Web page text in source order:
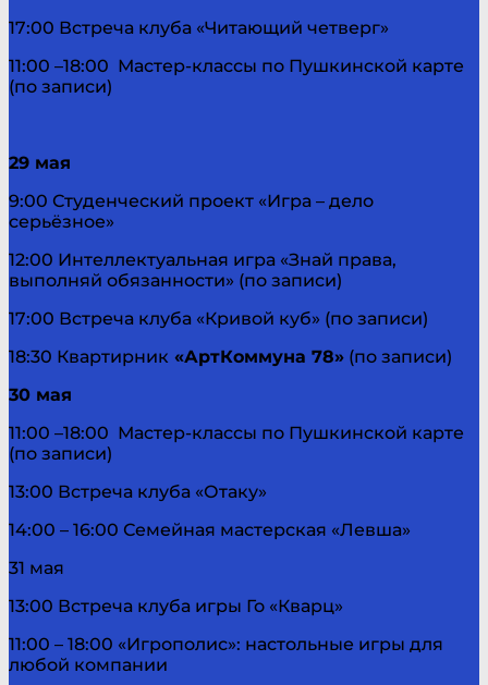
17:00 Встреча клуба «Читающий четверг»
11:00 –18:00 Мастер-классы по Пушкинской карте
(по записи)
29 мая
9:00 Студенческий проект «Игра – дело
серьёзное»
12:00 Интеллектуальная игра «Знай права,
выполняй обязанности» (по записи)
17:00 Встреча клуба «Кривой куб» (по записи)
18:30 Квартирник «АртКоммуна 78» (по записи)
30 мая
11:00 –18:00 Мастер-классы по Пушкинской карте
(по записи)
13:00 Встреча клуба «Отаку»
14:00 – 16:00 Семейная мастерская «Левша»
31 мая
13:00 Встреча клуба игры Го «Кварц»
11:00 – 18:00 «Игрополис»: настольные игры для
любой компании